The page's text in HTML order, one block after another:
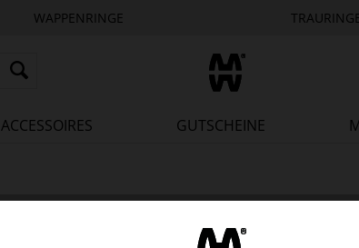
WAPPENRINGE
ACCESSOIRES GUTSCHEINE